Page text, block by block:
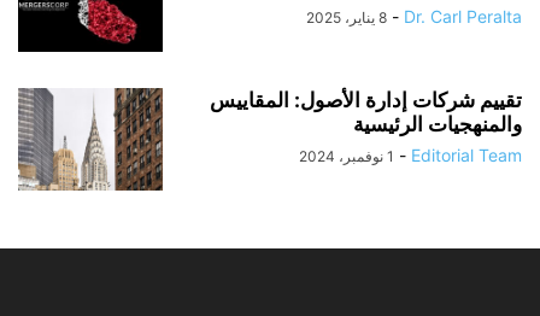
Dr. Carl Peralta
- 8 يناير، 2025
تقييم شركات إدارة الأصول: المقاييس
والمنهجيات الرئيسية
Editorial Team
- 1 نوفمبر، 2024